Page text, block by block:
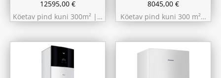
12595,00 €
Köetav pind kuni 300m² |…
8045,00 €
Köetav pind kuni 300 m²…